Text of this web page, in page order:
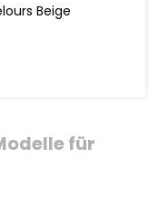
Beige
für